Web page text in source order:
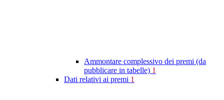
Ammontare complessivo dei premi (da
pubblicare in tabelle) 1
Dati relativi ai premi 1